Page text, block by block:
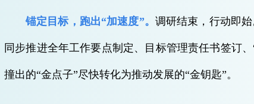
锚定目标，跑出“加速度”。 调研结束，行动即
同步推进全年工作要点制定、目标管理责任书签订
撞出的“金点子”尽快转化为推动发展的“金钥匙”。